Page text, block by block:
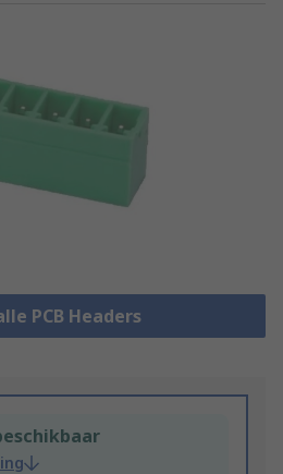
PCB Headers